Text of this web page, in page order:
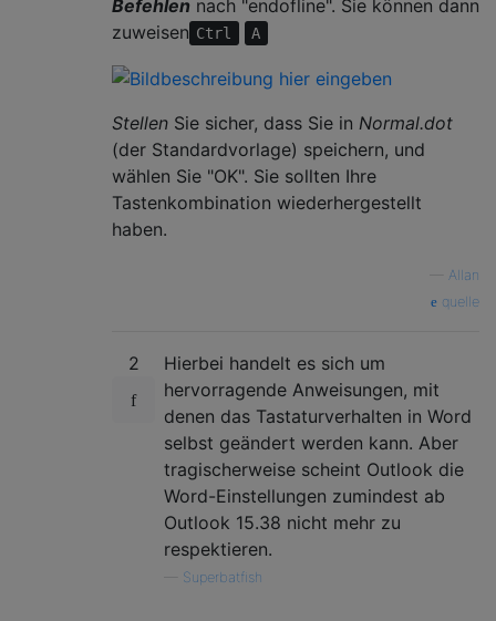
Befehlen nach "endofline". Sie können dann
zuweisen Ctrl A
Stellen Sie sicher, dass Sie in Normal.dot
(der Standardvorlage) speichern, und
wählen Sie "OK". Sie sollten Ihre
Tastenkombination wiederhergestellt
haben.
Allan
quelle
2
Hierbei handelt es sich um
hervorragende Anweisungen, mit
denen das Tastaturverhalten in Word
selbst geändert werden kann. Aber
tragischerweise scheint Outlook die
Word-Einstellungen zumindest ab
Outlook 15.38 nicht mehr zu
respektieren.
Superbatfish